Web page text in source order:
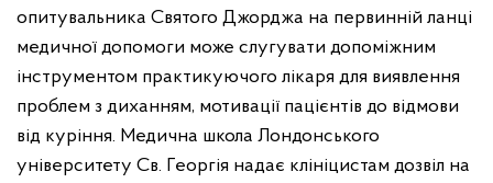
опитувальника Святого Джорджа на первинній ланці
медичної допомоги може слугувати допоміжним
інструментом практикуючого лікаря для виявлення
проблем з диханням, мотивації пацієнтів до відмови
від куріння. Медична школа Лондонського
університету Св. Георгія надає клініцистам дозвіл на